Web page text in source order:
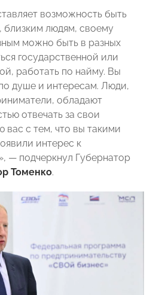
возможность быть
близким людям, своему
можно быть в разных
государственной или
работать по найму. Вы
душе и интересам. Люди,
обладают
отвечать за свои
вас с тем, что вы такими
интерес к
— подчеркнул Губернатор
Томенко.